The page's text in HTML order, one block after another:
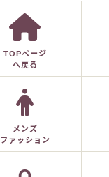
TOPページ
へ戻る
メンズ
ファッション